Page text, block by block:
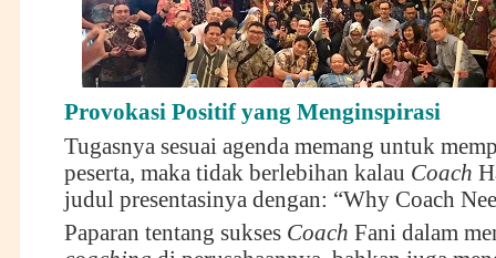
Provokasi Positif yang Menginspirasi
Tugasnya sesuai agenda memang untuk
peserta, maka tidak berlebihan kalau Coach
judul presentasinya dengan: “Why Coach
Paparan tentang sukses Coach Fani dalam